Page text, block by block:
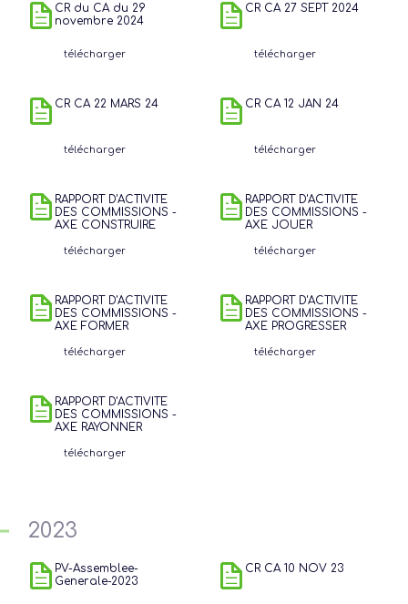
CR du CA du 29
novembre 2024
télécharger
CR CA 27 SEPT 2024
télécharger
CR CA 22 MARS 24
télécharger
CR CA 12 JAN 24
télécharger
RAPPORT D'ACTIVITE
DES COMMISSIONS -
AXE CONSTRUIRE
télécharger
RAPPORT D'ACTIVITE
DES COMMISSIONS -
AXE JOUER
télécharger
RAPPORT D'ACTIVITE
DES COMMISSIONS -
AXE FORMER
télécharger
RAPPORT D'ACTIVITE
DES COMMISSIONS -
AXE PROGRESSER
télécharger
RAPPORT D'ACTIVITE
DES COMMISSIONS -
AXE RAYONNER
télécharger
2023
PV-Assemblee-
Generale-2023
CR CA 10 NOV 23